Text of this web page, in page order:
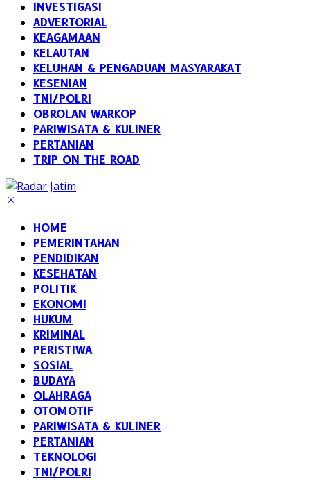
INVESTIGASI
ADVERTORIAL
KEAGAMAAN
KELAUTAN
KELUHAN & PENGADUAN MASYARAKAT
KESENIAN
TNI/POLRI
OBROLAN WARKOP
PARIWISATA & KULINER
PERTANIAN
TRIP ON THE ROAD
HOME
PEMERINTAHAN
PENDIDIKAN
KESEHATAN
POLITIK
EKONOMI
HUKUM
KRIMINAL
PERISTIWA
SOSIAL
BUDAYA
OLAHRAGA
OTOMOTIF
PARIWISATA & KULINER
PERTANIAN
TEKNOLOGI
TNI/POLRI